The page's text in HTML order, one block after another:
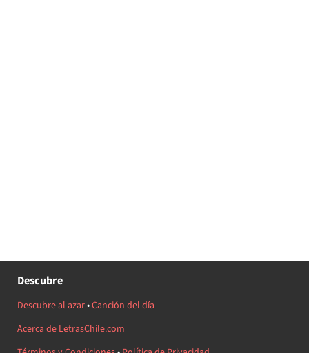
Descubre
Descubre al azar•Canción del día
Acerca de LetrasChile.com